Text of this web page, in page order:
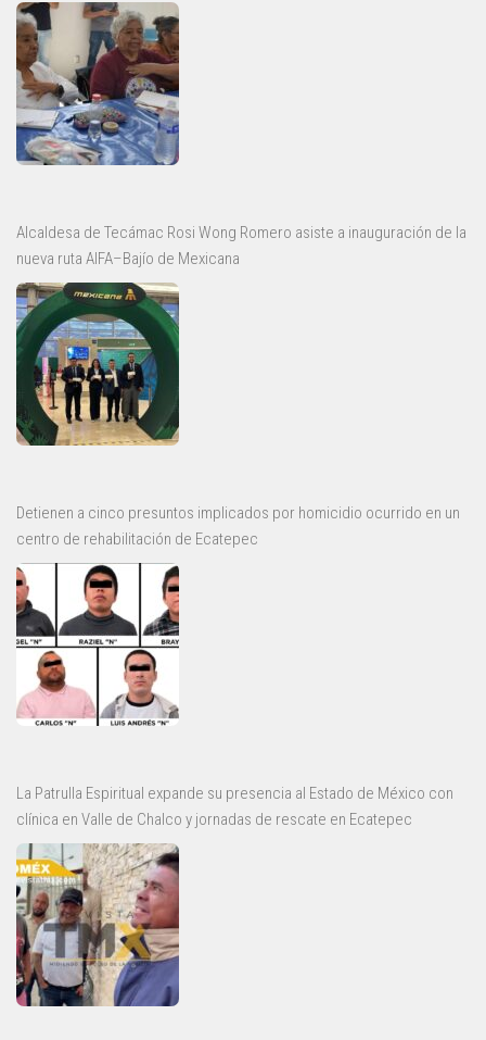
Alcaldesa de Tecámac Rosi Wong Romero asiste a inauguración de la
nueva ruta AIFA–Bajío de Mexicana
Detienen a cinco presuntos implicados por homicidio ocurrido en un
centro de rehabilitación de Ecatepec
La Patrulla Espiritual expande su presencia al Estado de México con
clínica en Valle de Chalco y jornadas de rescate en Ecatepec